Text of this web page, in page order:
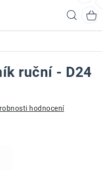
ruční - D24
hodnocení